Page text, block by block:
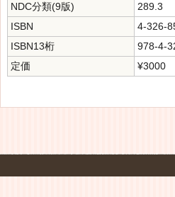
NDC分類(9版)
289.3
ISBN
4-326-
ISBN13桁
978-4-
定価
¥3000